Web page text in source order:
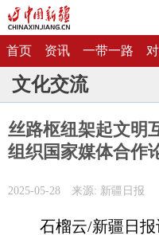
首页 资讯 一带一路
文化交流
丝路枢纽架起文
组织国家媒体合作
2025-05-28 来源: 新疆日报
石榴云/新疆日